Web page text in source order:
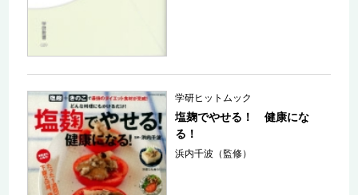
学研ヒットムック
塩麹でやせる！ 健康にな
る！
浜内千波（監修）